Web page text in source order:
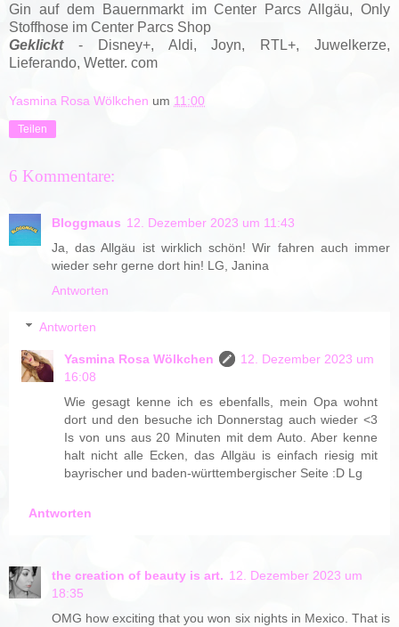
Gin auf dem Bauernmarkt im Center Parcs Allgäu, Only
Stoffhose im Center Parcs Shop
Geklickt- Disney+, Aldi,
Joyn, RTL+, Juwelkerze,
Lieferando, Wetter. com
Yasmina Rosa Wölkchen um 11:00
Teilen
6 Kommentare:
Bloggmaus 12. Dezember 2023 um 11:43
Ja, das Allgäu ist wirklich schön! Wir fahren auch immer
wieder sehr gerne dort hin! LG, Janina
Antworten
Antworten
Yasmina Rosa Wölkchen
12. Dezember 2023 um
16:08
Wie gesagt kenne ich es ebenfalls, mein Opa wohnt
dort und den besuche ich Donnerstag auch wieder <3
Is von uns aus 20 Minuten mit dem Auto. Aber kenne
halt nicht alle Ecken, das Allgäu is einfach riesig mit
bayrischer und baden-württembergischer Seite :D Lg
Antworten
the creation of beauty is art. 12. Dezember 2023 um
18:35
OMG how exciting that you won six nights in Mexico. That is